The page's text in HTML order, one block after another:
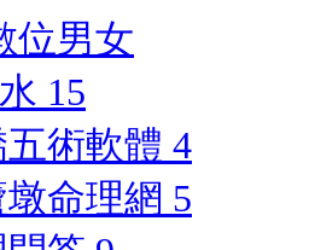
位男女
15
術軟體 4
命理網 5